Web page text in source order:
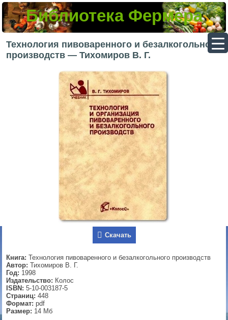
Библиотека Фермера
Технология пивоваренного и безалкогольного
производств — Тихомиров В. Г.
Скачать
Книга: Технология пивоваренного и безалкогольного производств
Автор: Тихомиров В. Г.
Год: 1998
Издательство: Колос
ISBN: 5-10-003187-5
Страниц: 448
Формат: pdf
Размер: 14 Мб
▼